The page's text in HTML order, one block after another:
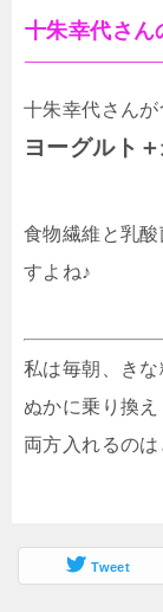
十朱幸代さん
十朱幸代さんが
ヨーグルト
食物繊維と乳
すよね♪
私は毎朝、き
ぬかに乗り換え
両方入れるの
Tweet